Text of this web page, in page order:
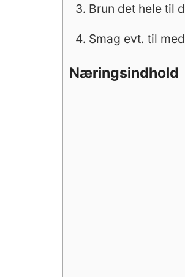
Brun det hele til
Smag evt. til
Næringsindhold